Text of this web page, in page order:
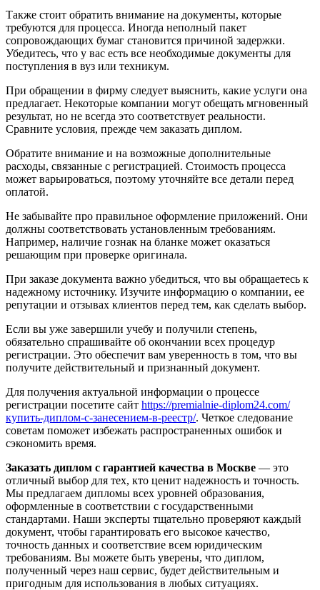
Также стоит обратить внимание на документы, которые
требуются для процесса. Иногда неполный пакет
сопровождающих бумаг становится причиной задержки.
Убедитесь, что у вас есть все необходимые документы для
поступления в вуз или техникум.
При обращении в фирму следует выяснить, какие услуги она
предлагает. Некоторые компании могут обещать мгновенный
результат, но не всегда это соответствует реальности.
Сравните условия, прежде чем заказать диплом.
Обратите внимание и на возможные дополнительные
расходы, связанные с регистрацией. Стоимость процесса
может варьироваться, поэтому уточняйте все детали перед
оплатой.
Не забывайте про правильное оформление приложений. Они
должны соответствовать установленным требованиям.
Например, наличие гознак на бланке может оказаться
решающим при проверке оригинала.
При заказе документа важно убедиться, что вы обращаетесь к
надежному источнику. Изучите информацию о компании, ее
репутации и отзывах клиентов перед тем, как сделать выбор.
Если вы уже завершили учебу и получили степень,
обязательно спрашивайте об окончании всех процедур
регистрации. Это обеспечит вам уверенность в том, что вы
получите действительный и признанный документ.
Для получения актуальной информации о процессе
регистрации посетите сайт https://premialnie-diplom24.com/
купить-диплом-с-занесением-в-реестр/. Четкое следование
советам поможет избежать распространенных ошибок и
сэкономить время.
Заказать диплом с гарантией качества в Москве — это
отличный выбор для тех, кто ценит надежность и точность.
Мы предлагаем дипломы всех уровней образования,
оформленные в соответствии с государственными
стандартами. Наши эксперты тщательно проверяют каждый
документ, чтобы гарантировать его высокое качество,
точность данных и соответствие всем юридическим
требованиям. Вы можете быть уверены, что диплом,
полученный через наш сервис, будет действительным и
пригодным для использования в любых ситуациях.